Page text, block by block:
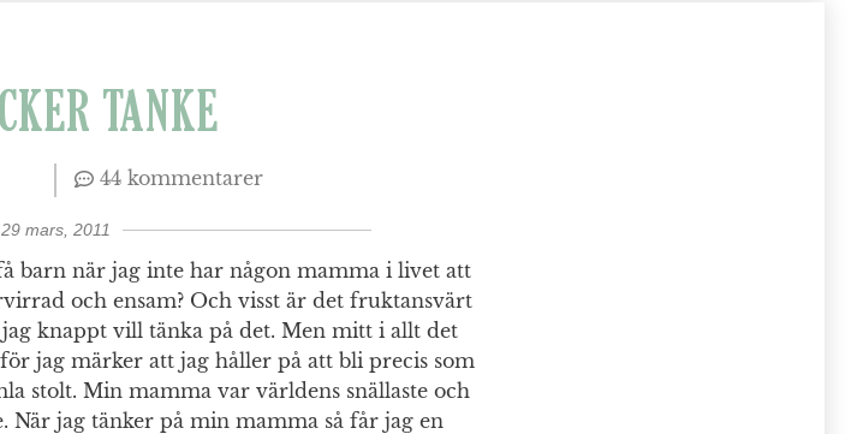
TANKE
44 kommentarer
29 mars, 2011
barn när jag inte har någon mamma i livet att
och ensam? Och visst är det fruktansvärt
jag knappt vill tänka på det. Men mitt i allt det
jag märker att jag håller på att bli precis som
stolt. Min mamma var världens snällaste och
jag tänker på min mamma så får jag en